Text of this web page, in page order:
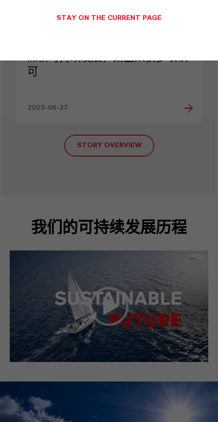
可
2023-06-27
STORY OVERVIEW
我们的可持续发展历程
STAY ON THE CURRENT PAGE